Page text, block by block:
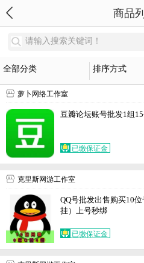
商品
请输入搜索关键词！
全部分类 排序方式
萝卜网络工作室
豆瓣论坛账号批发1组
已缴保证金
克里斯网游工作室
QQ号批发出售购买10
挂）上号秒绑
已缴保证金